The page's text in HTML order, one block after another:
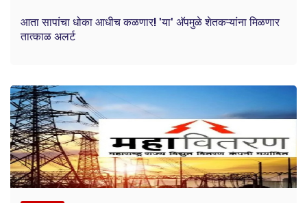
आता सापांचा धोका आधीच कळणार! 'या' अ‍ॅपमुळे शेतकऱ्यांना मिळणार
तात्काळ अलर्ट